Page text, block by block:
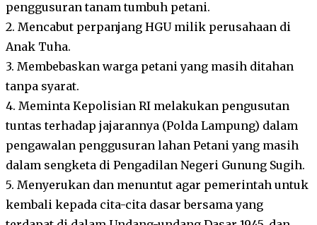
penggusuran tanam tumbuh petani.
2. Mencabut perpanjang HGU milik perusahaan di
Anak Tuha.
3. Membebaskan warga petani yang masih ditahan
tanpa syarat.
4. Meminta Kepolisian RI melakukan pengusutan
tuntas terhadap jajarannya (Polda Lampung) dalam
pengawalan penggusuran lahan Petani yang masih
dalam sengketa di Pengadilan Negeri Gunung Sugih.
5. Menyerukan dan menuntut agar pemerintah untuk
kembali kepada cita-cita dasar bersama yang